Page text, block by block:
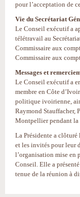
pour l’acceptation de
Vie du Secrétariat
Le Conseil exécutif a
télétravail au
Commissaire aux
Commissaire aux
Messages et
Le Conseil exécutif a
membre en Côte
politique ivoirienne,
Raymond Stauffacher,
Montpellier pendant la
La Présidente a clôturé
et les invités pour leur
l’organisation mise en
Conseil. Elle a
tenue de la réunion à